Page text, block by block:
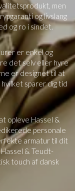
men
og livslang
og ro i sindet.
er enkel og
det selv eller hyre
er designet til at
sparer dig tid
opleve Hassel &
personale
armatur til dit
& Teudt-
touch af dansk